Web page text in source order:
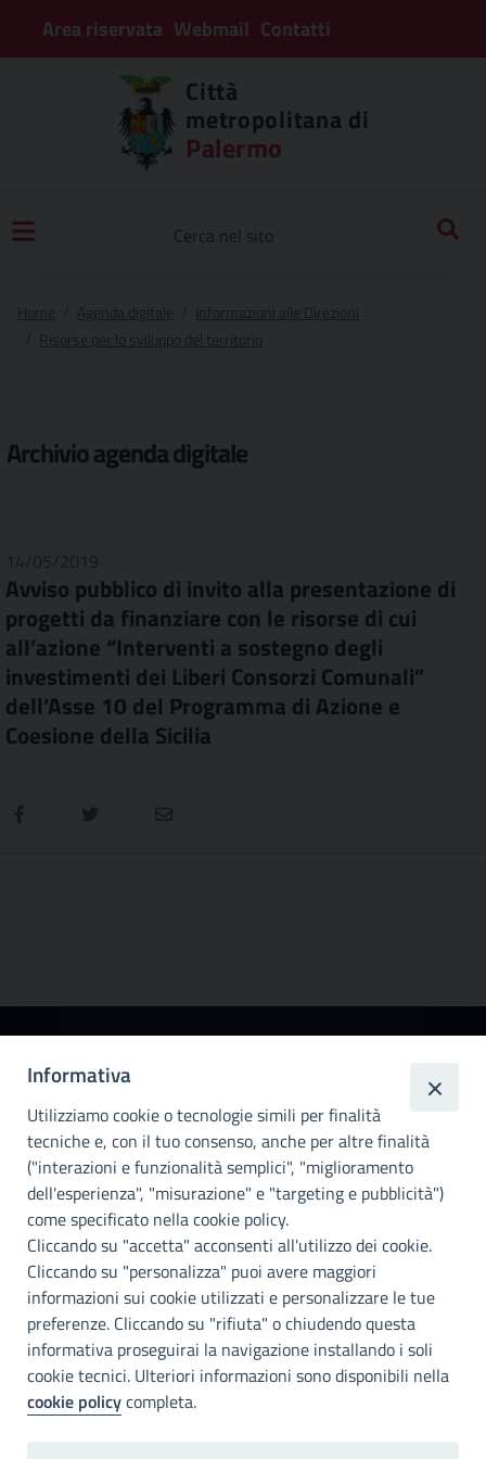
Area riservata Webmail Contatti
Città
metropolitana di
Palermo
Archivioagenda digitale
Avviso pubblico di invito alla presentazione di
progetti da finanziare con le risorse di cui
all’azione “Interventi a sostegno degli
investimenti dei Liberi Consorzi Comunali”
dell’Asse 10 del Programma di Azione e
Coesione della Sicilia
metropolitana di
Palermo
Info e contatti
Città Metropoliitana di Palermo
Via Maqueda, 100 - 90134 - Palermo
Cod. Fisc. 80021470820
PEC: cm.pa@cert.cittametropolitana.pa.it
I nostri canali social
Accessibilità
Città Metropolitana di Palermo si impegna a rendere il proprio sito
web accessibile, conformemente al D.lgs. 10 agosto 2018, n°106
Informativa
Utilizziamo cookie o tecnologie simili per finalità
tecniche e, con il tuo consenso, anche per altre finalità
("interazioni e funzionalità semplici", "miglioramento
dell'esperienza", "misurazione" e "targeting e pubblicità")
come specificato nella cookie policy.
Cliccando su "accetta" acconsenti all'utilizzo dei cookie.
Cliccando su "personalizza" puoi avere maggiori
informazioni sui cookie utilizzati e personalizzare le tue
preferenze. Cliccando su "rifiuta" o chiudendo questa
informativa proseguirai la navigazione installando i soli
cookie tecnici. Ulteriori informazioni sono disponibili nella
cookie policycompleta.